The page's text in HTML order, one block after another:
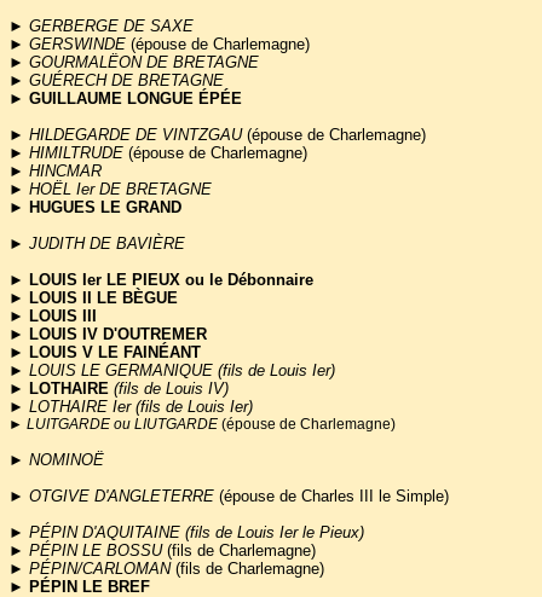
► GERBERGE DE SAXE
► GERSWINDE (épouse de Charlemagne)
► GOURMALËON DE BRETAGNE
► GUÉRECH DE BRETAGNE
► GUILLAUME LONGUE ÉPÉE
► HILDEGARDE DE VINTZGAU(épouse de Charlemagne)
► HIMILTRUDE (épouse de Charlemagne)
► HINCMAR
► HOËL Ier DE BRETAGNE
► HUGUES LE GRAND
► JUDITH DE BAVIÈRE
► LOUIS Ier LE PIEUX ou le Débonnaire
► LOUIS II LE BÈGUE
► LOUIS III
► LOUIS IV D'OUTREMER
► LOUIS V LE FAINÉANT
► LOUIS LE GERMANIQUE (fils de Louis Ier)
► LOTHAIRE (fils de Louis IV)
► LOTHAIRE Ier (fils de Louis Ier)
► LUITGARDE ou LIUTGARDE (épouse de Charlemagne)
► NOMINOË
► OTGIVE D'ANGLETERRE (épouse de Charles III le Simple)
► PÉPIN D'AQUITAINE (fils de Louis Ier le Pieux)
► PÉPIN LE BOSSU (fils de Charlemagne)
► PÉPIN/CARLOMAN (fils de Charlemagne)
► PÉPIN LE BREF